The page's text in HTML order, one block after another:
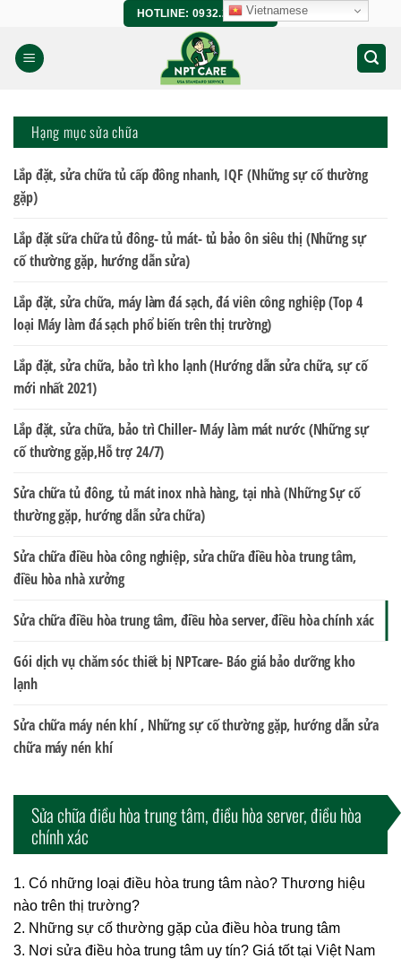
nội
dung
HOTLINE: 0932.266.458
Hạng mục sửa chữa
Lắp đặt, sửa chữa tủ cấp đông nhanh, IQF (Những sự cố thường
gặp)
Lắp đặt sữa chữa tủ đông- tủ mát- tủ bảo ôn siêu thị (Những sự
cố thường gặp, hướng dẫn sửa)
Lắp đặt, sửa chữa, máy làm đá sạch, đá viên công nghiệp (Top 4
loại Máy làm đá sạch phổ biến trên thị trường)
Lắp đặt, sửa chữa, bảo trì kho lạnh (Hướng dẫn sửa chữa, sự cố
mới nhất 2021)
Lắp đặt, sửa chữa, bảo trì Chiller- Máy làm mát nước (Những sự
cố thường gặp,Hỗ trợ 24/7)
Sửa chữa tủ đông, tủ mát inox nhà hàng, tại nhà (Những Sự cố
thường gặp, hướng dẫn sửa chữa)
Sửa chữa điều hòa công nghiệp, sửa chữa điều hòa trung tâm,
điều hòa nhà xưởng
Sửa chữa điều hòa trung tâm, điều hòa server, điều hòa chính xác
Gói dịch vụ chăm sóc thiết bị NPTcare- Báo giá bảo dưỡng kho
lạnh
Sửa chữa máy nén khí , Những sự cố thường gặp, hướng dẫn sửa
chữa máy nén khí
Sửa chữa điều hòa trung tâm, điều hòa server, điều hòa
chính xác
1. Có những loại điều hòa trung tâm nào? Thương hiệu
nào trên thị trường?
2. Những sự cố thường gặp của điều hòa trung tâm
3. Nơi sửa điều hòa trung tâm uy tín? Giá tốt tại Việt Nam
Vietnamese